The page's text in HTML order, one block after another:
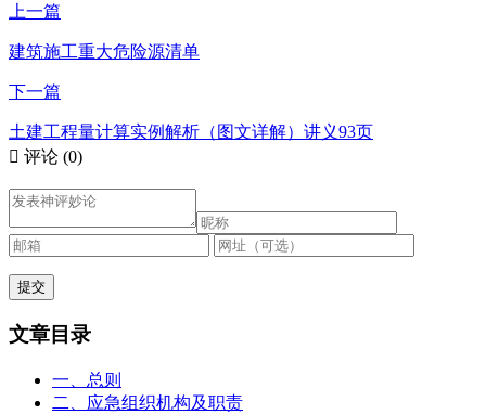
上一篇
建筑施工重大危险源清单
下一篇
土建工程量计算实例解析（图文详解）讲义93页
 评论 (0)
文章目录
一、总则
二、应急组织机构及职责